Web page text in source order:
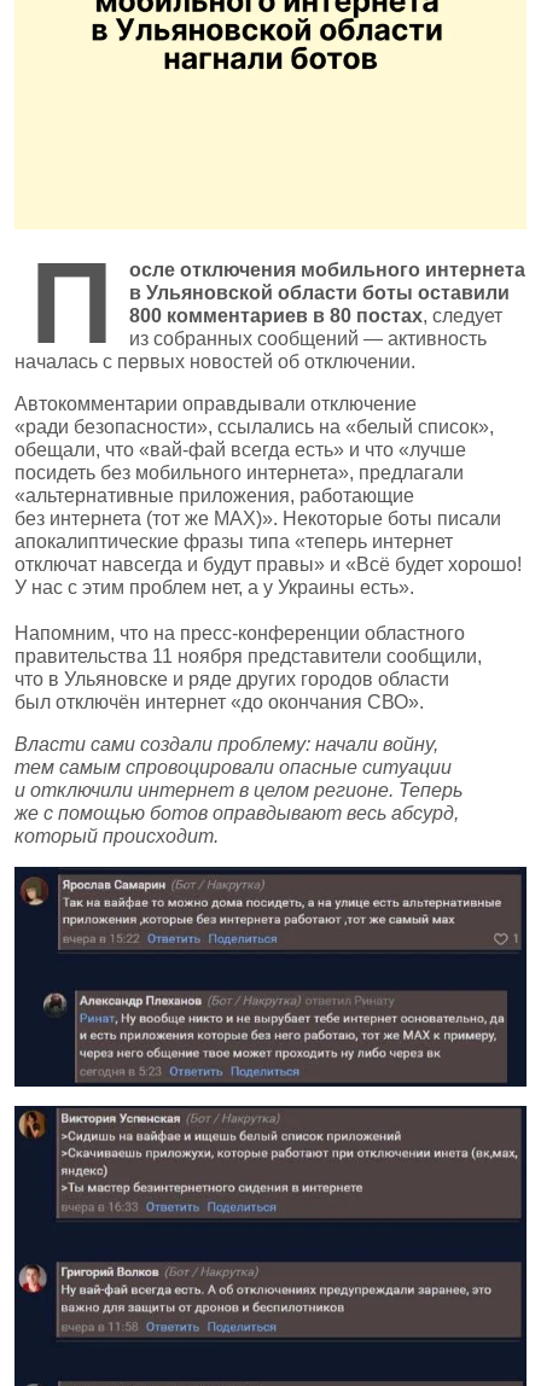
П
осле отключения мобильного интернета
в Ульяновской области боты оставили
800 комментариев в 80 постах, следует
из собранных сообщений — активность
началась с первых новостей об отключении.
Автокомментарии оправдывали отключение
«ради безопасности», ссылались на «белый список»,
обещали, что «вай‑фай всегда есть» и что «лучше
посидеть без мобильного интернета», предлагали
«альтернативные приложения, работающие
без интернета (тот же MAX)». Некоторые боты писали
апокалиптические фразы типа «теперь интернет
отключат навсегда и будут правы» и «Всё будет хорошо!
У нас с этим проблем нет, а у Украины есть».
Напомним, что на пресс‑конференции областного
правительства 11 ноября представители сообщили,
что в Ульяновске и ряде других городов области
был отключён интернет «до окончания СВО».
Власти сами создали проблему: начали войну,
тем самым спровоцировали опасные ситуации
и отключили интернет в целом регионе. Теперь
же с помощью ботов оправдывают весь абсурд,
который происходит.